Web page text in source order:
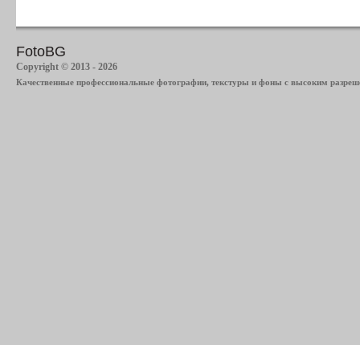
FotoBG
Copyright © 2013 - 2026
Качественные профессиональные фотографии, текстуры и фоны с высоким